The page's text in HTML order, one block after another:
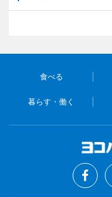
食べる
暮らす・働く